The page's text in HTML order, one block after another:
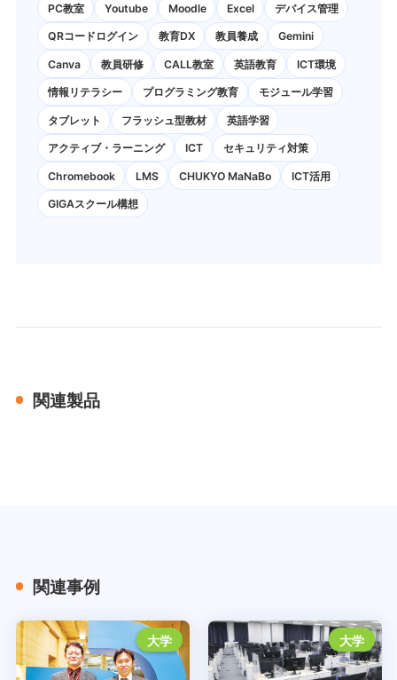
PC教室 Youtube Moodle Excel デバイス管理
QRコードログイン 教育DX 教員養成 Gemini
Canva 教員研修 CALL教室 英語教育 ICT環境
情報リテラシー プログラミング教育 モジュール学習
タブレット フラッシュ型教材 英語学習
アクティブ・ラーニング ICT セキュリティ対策
Chromebook LMS CHUKYO MaNaBo ICT活用
GIGAスクール構想
関連製品
関連事例
大学 大学